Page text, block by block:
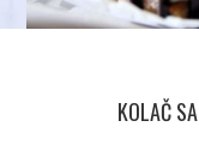
KOLAČ